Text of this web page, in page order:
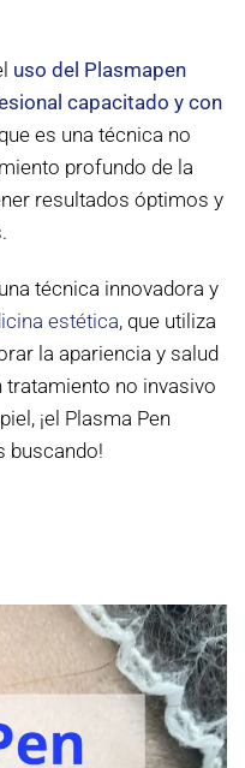
uso del Plasmapen
capacitado y con
es una técnica no
profundo de la
resultados óptimos y
técnica innovadora y
estética, que utiliza
la apariencia y salud
tratamiento no invasivo
¡el Plasma Pen
buscando!